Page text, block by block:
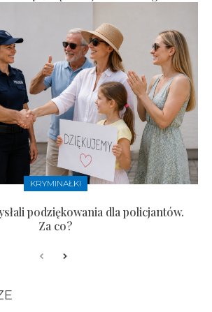
KRYMINAŁKI
podziękowania dla policjantów.
Za co?